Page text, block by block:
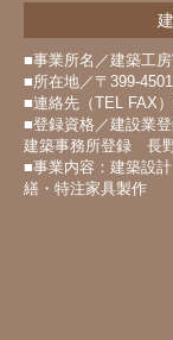
■事業所名／建築工
■所在地／〒399-
■連絡先（TEL FAX
■登録資格／建設業
建築事務所登録 長
■事業内容：建築設
繕・特注家具製作